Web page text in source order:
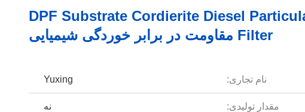
DPF Substrate Cordierite Diesel
Filter مقاومت در برابر خوردگی شیمیایی
نام تجاری: Yuxing
مقدار تولیدی: نه